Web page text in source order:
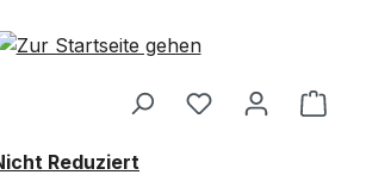
Reduziert